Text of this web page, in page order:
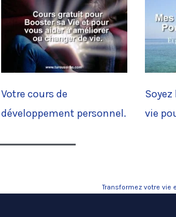
Votre cours de
développement personnel.
vie
Transformez votre vie